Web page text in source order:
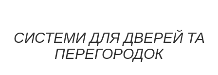
СИСТЕМИ ДЛЯ ДВЕРЕЙ ТА
ПЕРЕГОРОДОК